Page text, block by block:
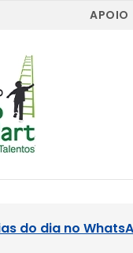
APOIO
do dia no